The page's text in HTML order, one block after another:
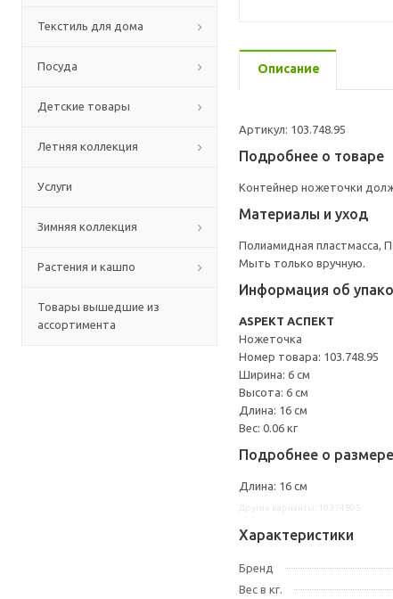
Текстиль для дома
Посуда
Детские товары
Летняя коллекция
Услуги
Зимняя коллекция
Растения и кашпо
Товары вышедшие из
ассортимента
Описание
Артикул: 103.748.95
Подробнее о товаре
Контейнер ножеточки
Материалы и уход
Полиамидная
Мыть только вручную.
Информация об
ASPEKT АСПЕКТ
Ножеточка
Номер товара: 103.748.95
Ширина: 6 см
Высота: 6 см
Длина: 16 см
Вес: 0.06 кг
Подробнее о
Длина: 16 см
Характеристики
Бренд
Вес в кг.